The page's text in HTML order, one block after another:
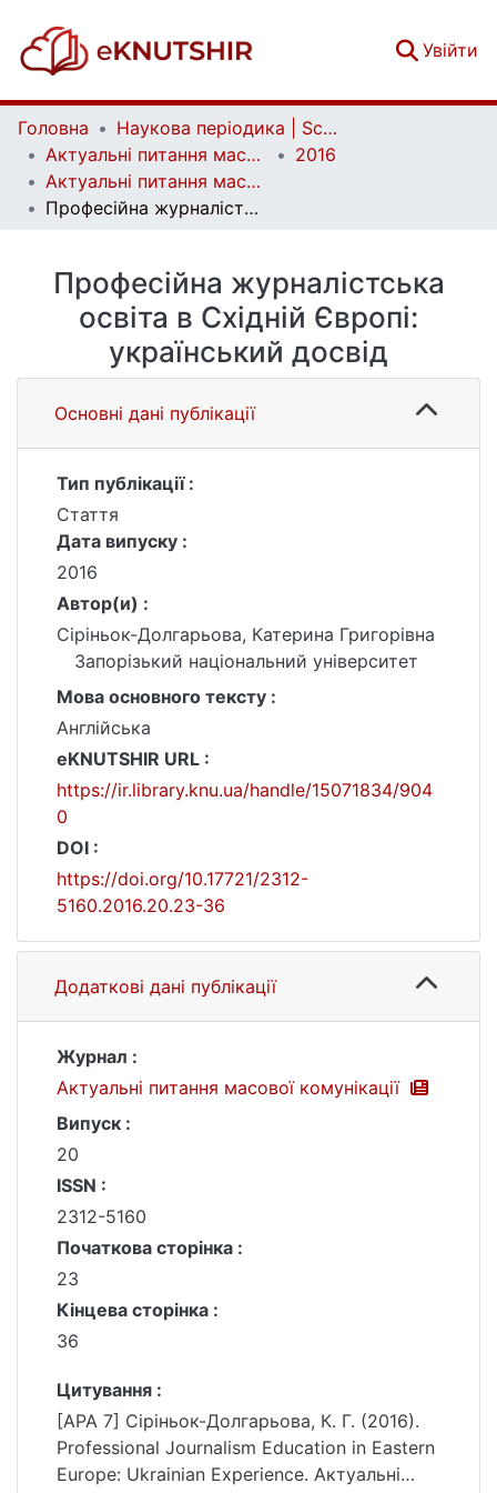
Увійти
Головна
Наукова періодика | Scientific periodicals
Актуальні питання масової комунікації | Current Issues of Mass Communication
2016
Актуальні питання масової комунікації. Випуск 20
Професійна журналістська освіта в Східній Європі: український досвід
Професійна журналістська
освіта в Східній Європі:
український досвід
Основні дані публікації
Тип публікації :
Стаття
Дата випуску :
2016
Автор(и) :
Сіріньок-Долгарьова, Катерина Григорівна
Запорізький національний університет
Мова основного тексту :
Англійська
eKNUTSHIR URL :
https://ir.library.knu.ua/handle/15071834/904
0
DOI :
https://doi.org/10.17721/2312-
5160.2016.20.23-36
Додаткові дані публікації
Журнал :
Актуальні питання масової комунікації
Випуск :
20
ISSN :
2312-5160
Початкова сторінка :
23
Кінцева сторінка :
36
Цитування :
[APA 7] Сіріньок-Долгарьова, К. Г. (2016).
Professional Journalism Education in Eastern
Europe: Ukrainian Experience. Актуальні